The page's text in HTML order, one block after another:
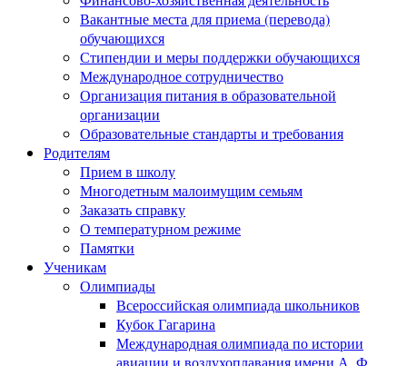
Вакантные места для приема (перевода)
обучающихся
Стипендии и меры поддержки обучающихся
Международное сотрудничество
Организация питания в образовательной
организации
Образовательные стандарты и требования
Родителям
Прием в школу
Многодетным малоимущим семьям
Заказать справку
О температурном режиме
Памятки
Ученикам
Олимпиады
Всероссийская олимпиада школьников
Кубок Гагарина
Международная олимпиада по истории
авиации и воздухоплавания имени А. Ф.